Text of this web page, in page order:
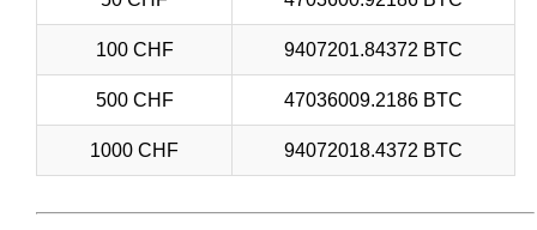
100 CHF 9407201.84372 BTC
500 CHF 47036009.2186 BTC
1000 CHF 94072018.4372 BTC